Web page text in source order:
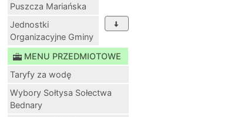
Puszcza Mariańska
Jednostki
Organizacyjne Gminy
MENU PRZEDMIOTOWE
Taryfy za wodę
Wybory Sołtysa Sołectwa
Bednary